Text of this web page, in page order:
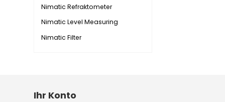
Nimatic Refraktometer
Nimatic Level Measuring
Nimatic Filter
Ihr Konto